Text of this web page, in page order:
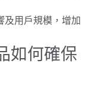
及用戶規模，增加
如何確保